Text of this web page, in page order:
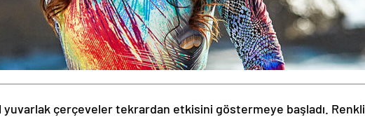
yuvarlak çerçeveler tekrardan etkisini göstermeye başladı. Renkli